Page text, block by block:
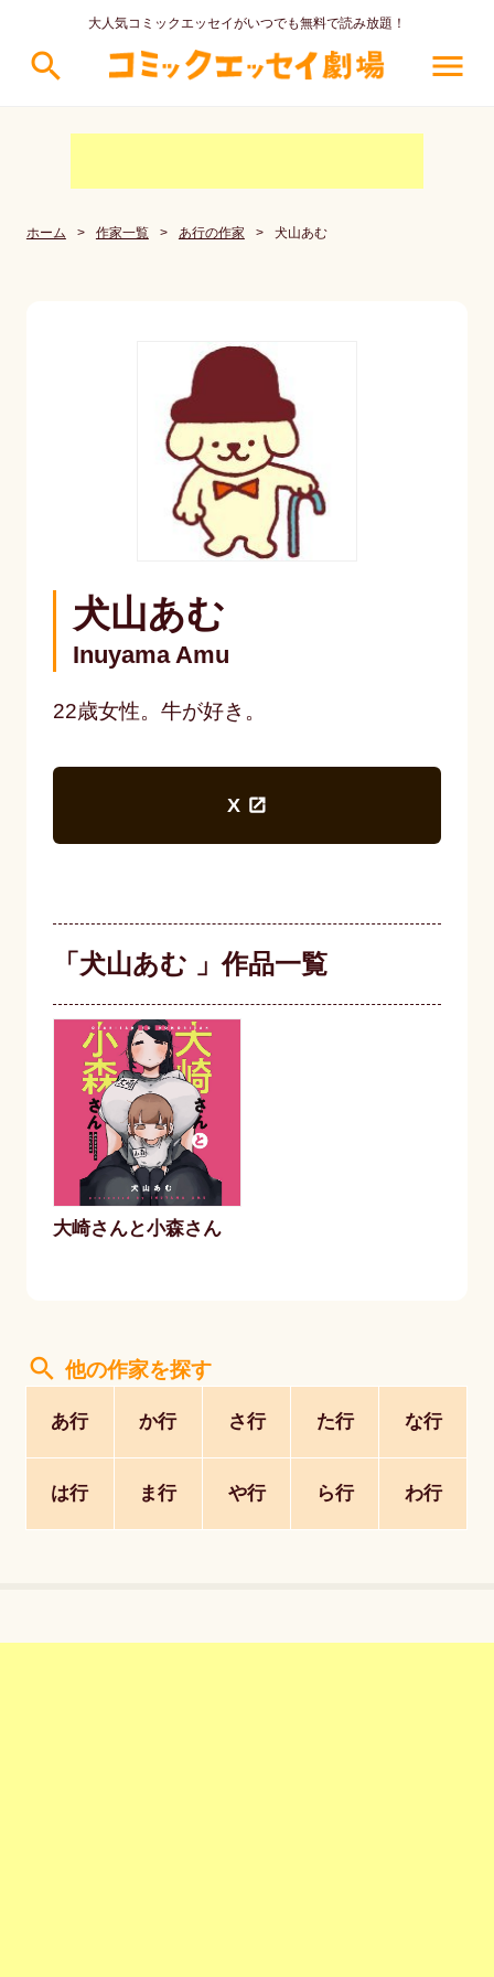
大人気コミックエッセイがいつでも無料で読み放題！
search menu
ホーム > 作家一覧 > あ行の作家 > 犬山あむ
犬山あむ
Inuyama Amu
22歳女性。牛が好き。
X
「犬山あむ 」作品一覧
大崎さんと小森さん
search 他の作家を探す
あ行 か行 さ行 た行 な行
は行 ま行 や行 ら行 わ行